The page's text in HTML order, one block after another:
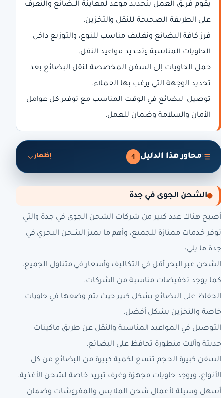
يقوم فريق العمل بتحديد موعد لمعاينة البضائع والتعرف
على الطريقة الصحيحة للنقل والتخزين.
فرز كافة البضائع وتغليف مناسب للنوع، والتوزيع داخل
الحاويات المناسبة وتحديد مواعيد النقل.
حمل الحاويات إلى السفن المخصصة لنقل البضائع بعد
تحديد الوجهة التي يرغب بها العملاء.
توصيل البضائع في الوقت المناسب مع توفير كل عوامل
الأمان والسلامة وضمان للعمل.
محاور هذا الدليل 4 إظهار
الشحن الجوى في جدة
أصبح هناك عدد كبير من شركات الشحن الجوى في جدة والتي
توفر خدمات ممتازة للجميع، وأهم ما يميز الشحن البحري في
جدة ما يلي:
الشحن عبر البحر أقل في التكاليف وأسعار في متناول الجميع،
كما يوجد تخفيضات مناسبة من الشركات.
الحفاظ على البضائع بشكل كبير حيث يتم وضعها في حاويات
خاصة والتخزين بشكل أفضل.
التوصيل في المواعيد المناسبة والنقل عن طريق ماكينات
حديثة وآلات متطورة تحافظ على البضائع.
السفن كبيرة الحجم تتسع لكمية كبيرة من البضائع من كل
الأنواع، ويوجد حاويات مجهزة وغرف تبريد خاصة لشحن الأغذية.
أسهل وسيلة لأعمال شحن الملابس والمفروشات وضمان